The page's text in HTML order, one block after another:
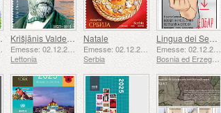
Bar Scout Krišjānis Valdemārs
Lettonia
Natale
Serbia
Lingua dei Segni - Buona
Emesse: 02.12.2025
Bosnia ed Erzegovina - Repubblica di Srpska